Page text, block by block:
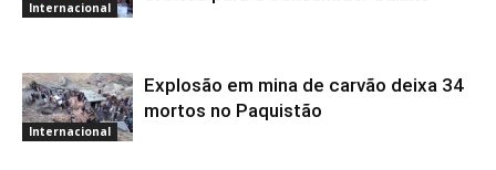
Internacional
Internacional
Explosão em mina de carvão deixa 34
mortos no Paquistão